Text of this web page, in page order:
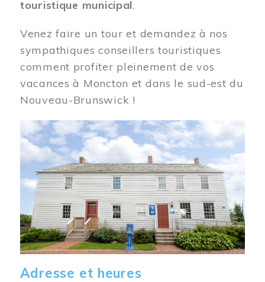
touristique municipal.
Venez faire un tour et demandez à nos
sympathiques conseillers touristiques
comment profiter pleinement de vos
vacances à Moncton et dans le sud-est du
Nouveau-Brunswick !
Image
Adresse et heures